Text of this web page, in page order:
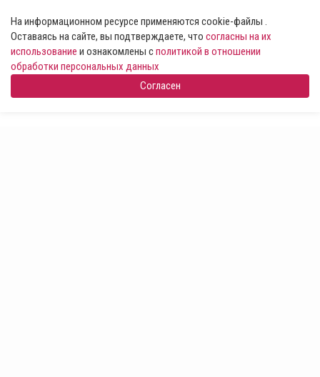
На информационном ресурсе применяются cookie-файлы .
Оставаясь на сайте, вы подтверждаете, что согласны на их
использование и ознакомлены сполитикой в отношении
обработки персональных данных
Согласен